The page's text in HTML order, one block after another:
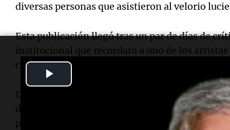
diversas personas que asistieron al velorio
Esta publicación llegó tras un par de días de
institucional que recordara a uno de los
convocantes de la música argentina.
Durante el multitudinario velorio del "Indio"
decidieron romper el silencio para acompañar
población argentina con un video que se